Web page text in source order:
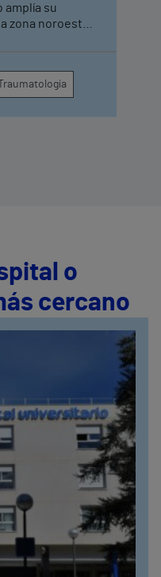
su
zona noroeste
Traumatología
o
cercano